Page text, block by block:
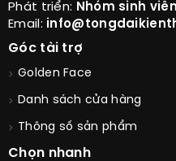
Phát triển: Nhóm sinh
Email:
Góc tài trợ
Golden Face
Danh sách cửa hàng
Thông số sản phẩm
Chọn nhanh